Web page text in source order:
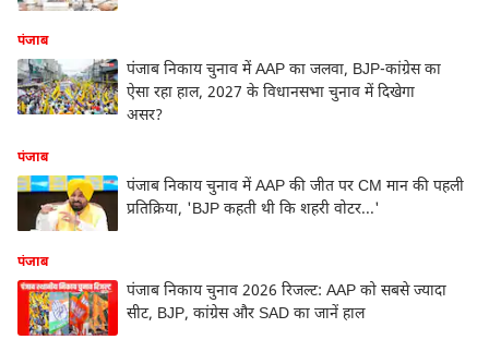
पंजाब
पंजाब निकाय चुनाव में AAP का जलवा, BJP-कांग्रेस का
ऐसा रहा हाल, 2027 के विधानसभा चुनाव में दिखेगा
असर?
पंजाब
पंजाब निकाय चुनाव में AAP की जीत पर CM मान की पहली
प्रतिक्रिया, 'BJP कहती थी कि शहरी वोटर...'
पंजाब
पंजाब निकाय चुनाव 2026 रिजल्ट: AAP को सबसे ज्यादा
सीट, BJP, कांग्रेस और SAD का जानें हाल